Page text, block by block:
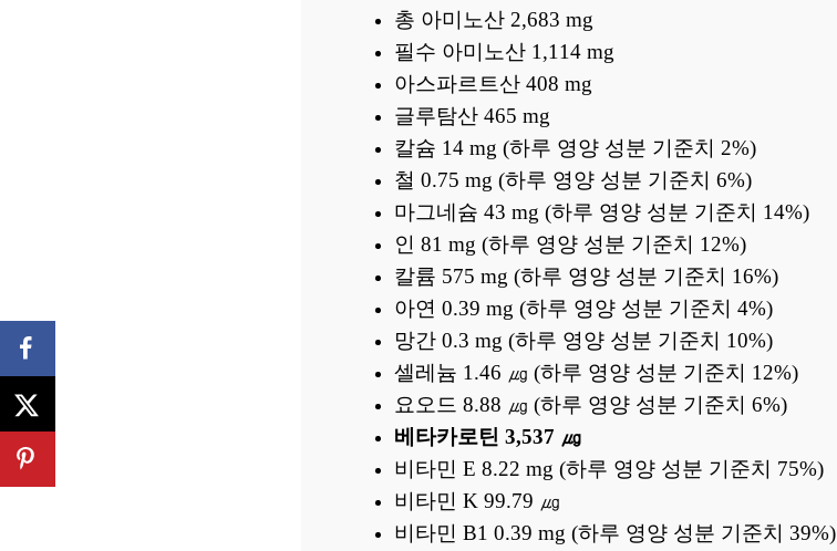
총 아미노산 2,683 mg
필수 아미노산 1,114 mg
아스파르트산 408 mg
글루탐산 465 mg
칼슘 14 mg (하루 영양 성분 기준치 2%)
철 0.75 mg (하루 영양 성분 기준치 6%)
마그네슘 43 mg (하루 영양 성분 기준치 14%)
인 81 mg (하루 영양 성분 기준치 12%)
칼륨 575 mg (하루 영양 성분 기준치 16%)
아연 0.39 mg (하루 영양 성분 기준치 4%)
망간 0.3 mg (하루 영양 성분 기준치 10%)
셀레늄 1.46 ㎍ (하루 영양 성분 기준치 12%)
요오드 8.88 ㎍ (하루 영양 성분 기준치 6%)
베타카로틴 3,537 ㎍
비타민 E 8.22 mg (하루 영양 성분 기준치 75%)
비타민 K 99.79 ㎍
비타민 B1 0.39 mg (하루 영양 성분 기준치 39%)